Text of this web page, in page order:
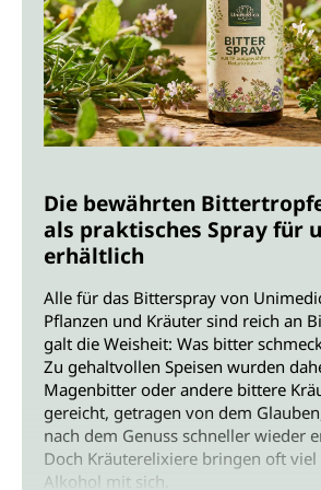
Die bewährten
als praktisches Spray für
erhältlich
Alle für das Bitterspray von
Pflanzen und Kräuter sind reich an
galt die Weisheit: Was bitter
Zu gehaltvollen Speisen wurden
Magenbitter oder andere bittere
gereicht, getragen von dem
nach dem Genuss schneller wieder
Doch Kräuterelixiere bringen oft viel
Alkohol mit sich.